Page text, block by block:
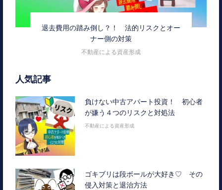
退去費用の踏み倒し？！ 法的リスクとオー
ナー側の対策
不動産による資産形成
人気記事
負けない中古アパート投資！ 初心者
が嫌う４つのリスクと対処法
不動産による資産形成
ゴキブリは段ボールが大好き♡ その
侵入対策と退治方法